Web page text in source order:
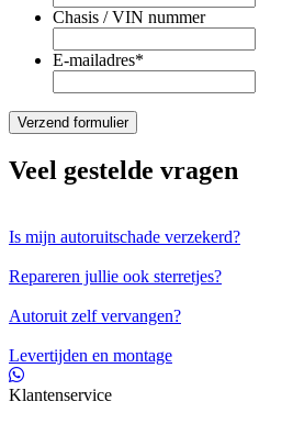
Chasis / VIN nummer
E-mailadres*
Veel gestelde vragen
Is mijn autoruitschade verzekerd?
Repareren jullie ook sterretjes?
Autoruit zelf vervangen?
Levertijden en montage
Klantenservice